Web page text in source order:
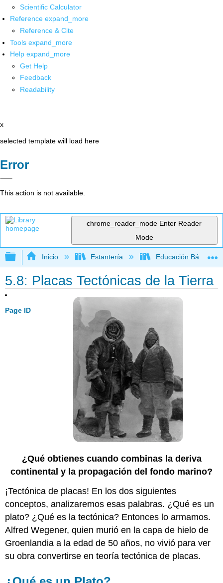
Scientific Calculator
Reference expand_more
Reference & Cite
Tools expand_more
Help expand_more
Get Help
Feedback
Readability
x
selected template will load here
Error
This action is not available.
chrome_reader_mode Enter Reader
Mode
Expandir/contraer jerarquía global
Inicio Estantería Educación Básica
5.8: Placas Tectónicas de la Tierra
Page ID
¿Qué obtienes cuando combinas la deriva
continental y la propagación del fondo marino?
¡Tectónica de placas! En los dos siguientes
conceptos, analizaremos esas palabras. ¿Qué es un
plato? ¿Qué es la tectónica? Entonces lo armamos.
Alfred Wegener, quien murió en la capa de hielo de
Groenlandia a la edad de 50 años, no vivió para ver
su obra convertirse en teoría tectónica de placas.